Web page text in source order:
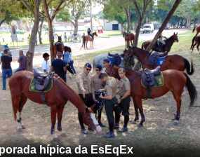
hípica da EsEqEx